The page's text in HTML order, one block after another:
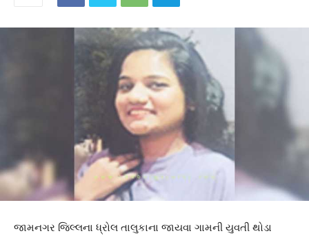
જામનગર જિલ્લના ધ્રોલ તાલુકાના જાયવા ગામની યુવતી થોડા